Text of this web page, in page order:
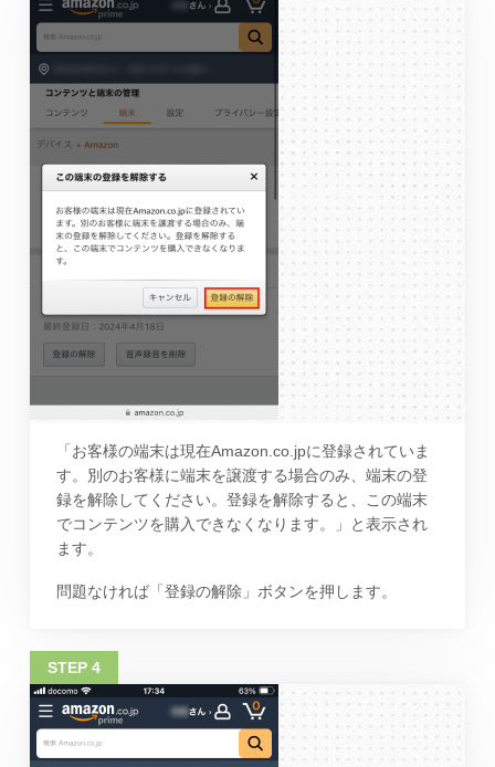
「お客様の端末は現在Amazon.co.jpに登録されていま
す。別のお客様に端末を譲渡する場合のみ、端末の登
録を解除してください。登録を解除すると、この端末
でコンテンツを購入できなくなります。」と表示され
ます。
問題なければ「登録の解除」ボタンを押します。